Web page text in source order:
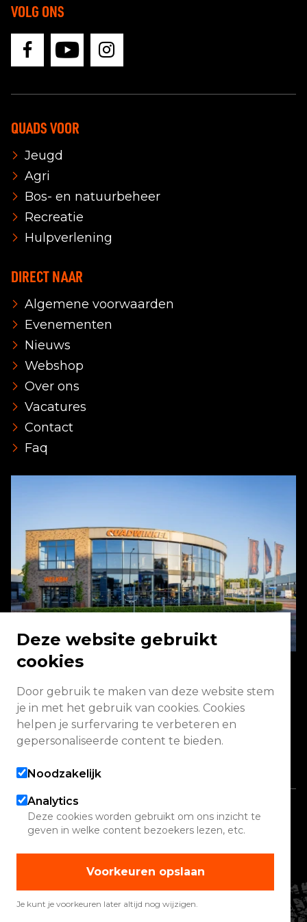
VOLG ONS
QUADS VOOR
Jeugd
Agri
Bos- en natuurbeheer
Recreatie
Hulpverlening
DIRECT NAAR
Algemene voorwaarden
Evenementen
Nieuws
Webshop
Over ons
Vacatures
Contact
Faq
Energieweg 2 3771 NA Barneveld
Vandaag geopend van 08:00 - 17:00
Copyright 2026 Quadwinkel
Cookie instellingen
Contact
Werelden
Deze website gebruikt
cookies
Door gebruik te maken van deze website stem
je in met het gebruik van cookies. Cookies
helpen je surfervaring te verbeteren en
gepersonaliseerde content te bieden.
Noodzakelijk
Analytics
Deze cookies worden gebruikt om ons inzicht te
geven in welke content bezoekers lezen, etc.
Voorkeuren opslaan
Je kunt je voorkeuren later altijd nog wijzigen.